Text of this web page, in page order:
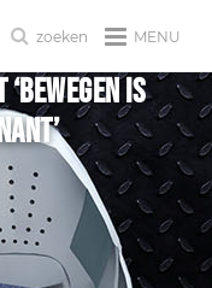
MENU
zoeken
is